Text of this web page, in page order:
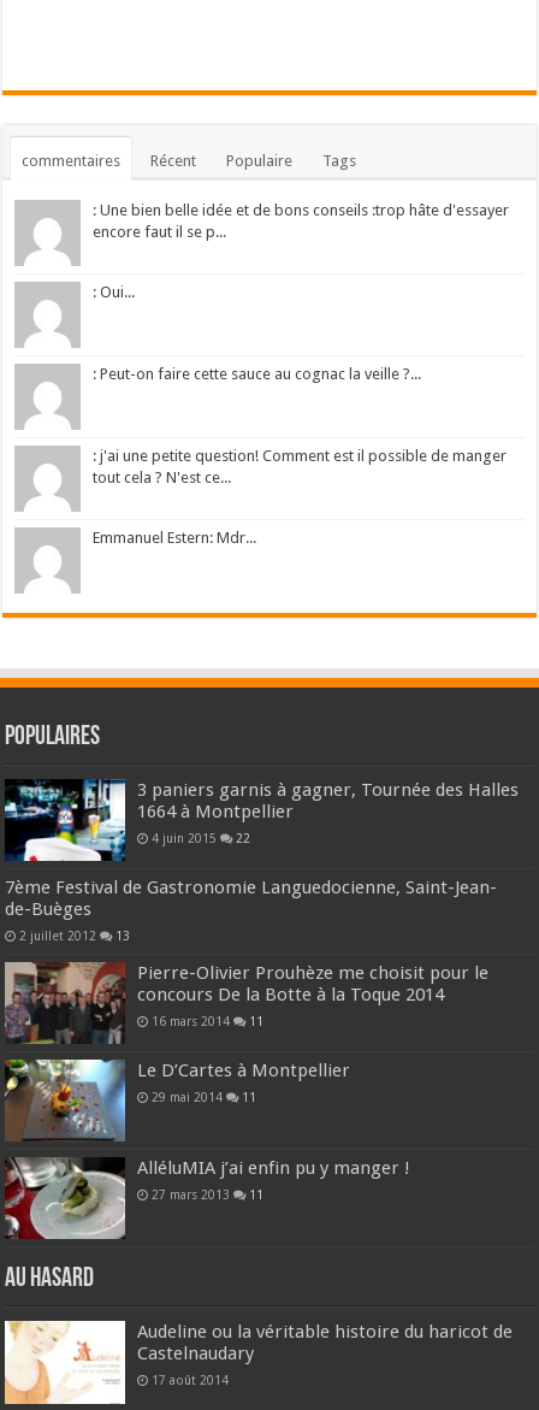
commentaires Récent Populaire Tags
: Une bien belle idée et de bons conseils :trop hâte d'essayer
encore faut il se p...
: Oui...
: Peut-on faire cette sauce au cognac la veille ?...
: j'ai une petite question! Comment est il possible de manger
tout cela ? N'est ce...
Emmanuel Estern: Mdr...
Populaires
3 paniers garnis à gagner, Tournée des Halles
1664 à Montpellier
4 juin 2015 22
7ème Festival de Gastronomie Languedocienne, Saint-Jean-
de-Buèges
2 juillet 2012 13
Pierre-Olivier Prouhèze me choisit pour le
concours De la Botte à la Toque 2014
16 mars 2014 11
Le D’Cartes à Montpellier
29 mai 2014 11
AlléluMIA j’ai enfin pu y manger !
27 mars 2013 11
Au hasard
Audeline ou la véritable histoire du haricot de
Castelnaudary
17 août 2014